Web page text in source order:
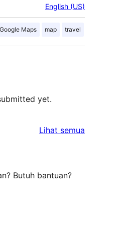
English (US)
Google Maps map travel
yet.
Lihat semua
Butuh bantuan?